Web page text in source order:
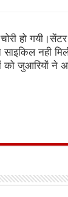
हो
नही
को जुआरियों ने